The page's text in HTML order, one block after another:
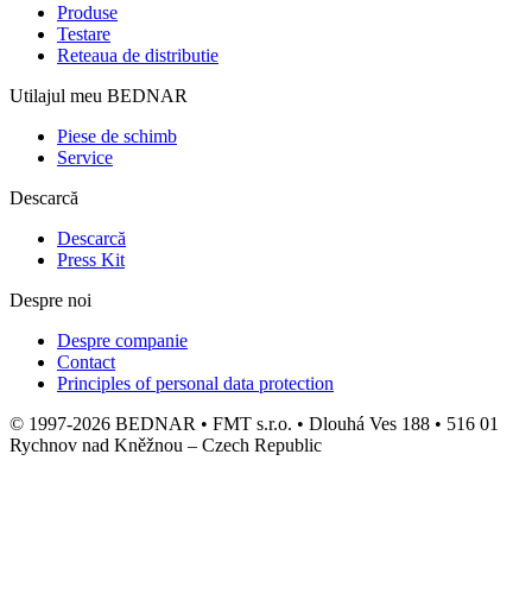
Produse
Testare
Reteaua de distributie
Utilajul meu BEDNAR
Piese de schimb
Service
Descarcă
Descarcă
Press Kit
Despre noi
Despre companie
Contact
Principles of personal data protection
© 1997-2026 BEDNAR • FMT s.r.o. • Dlouhá Ves 188 • 516 01
Rychnov nad Kněžnou – Czech Republic